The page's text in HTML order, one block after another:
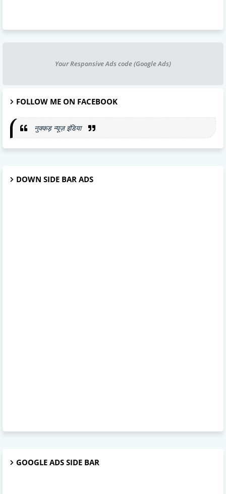
Your Responsive Ads code (Google Ads)
FOLLOW ME ON FACEBOOK
नुक्कड़ न्यूज़ इंडिया
DOWN SIDE BAR ADS
GOOGLE ADS SIDE BAR